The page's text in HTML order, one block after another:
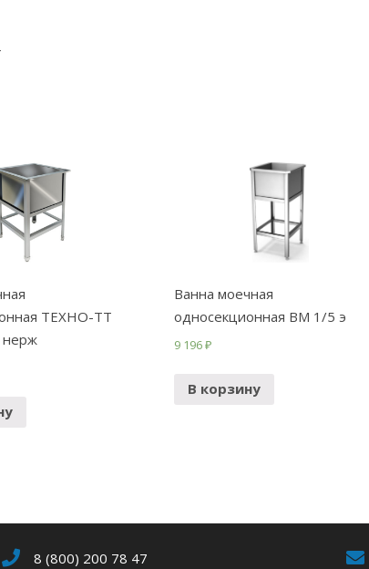
ТЕХНО-ТТ
Ванна моечная
односекционная ВМ 1/5 э
9 196₽
В корзину
8 (800) 200 78 47